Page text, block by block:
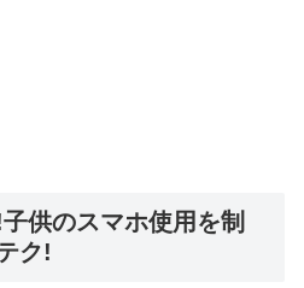
供のスマホ使用を制
ク!